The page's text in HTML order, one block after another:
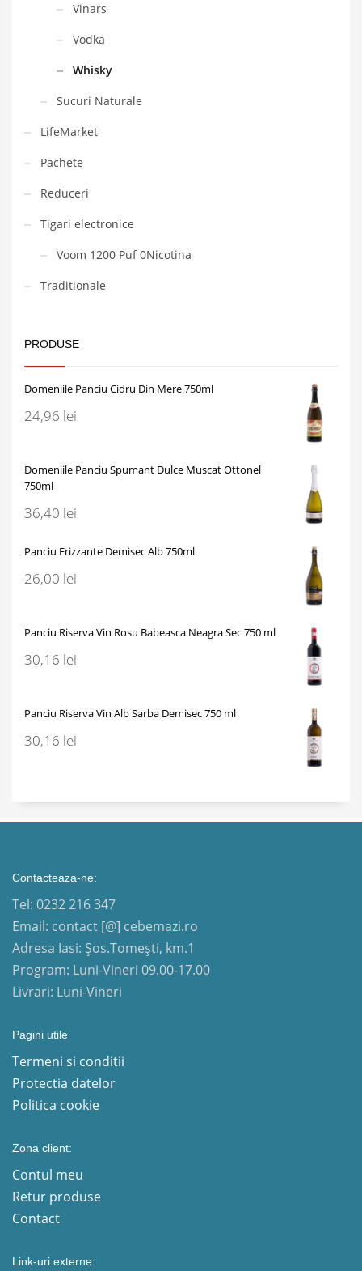
Vinars
Vodka
Whisky
Sucuri Naturale
LifeMarket
Pachete
Reduceri
Tigari electronice
Voom 1200 Puf 0Nicotina
Traditionale
PRODUSE
Domeniile Panciu Cidru Din Mere 750ml
24,96 lei
Domeniile Panciu Spumant Dulce Muscat Ottonel
750ml
36,40 lei
Panciu Frizzante Demisec Alb 750ml
26,00 lei
Panciu Riserva Vin Rosu Babeasca Neagra Sec 750 ml
30,16 lei
Panciu Riserva Vin Alb Sarba Demisec 750 ml
30,16 lei
Contacteaza-ne:
Tel: 0232 216 347
Email: contact [@] cebemazi.ro
Adresa Iasi: Șos.Tomești, km.1
Program: Luni-Vineri 09.00-17.00
Livrari: Luni-Vineri
Pagini utile
Termeni si conditii
Protectia datelor
Politica cookie
Zona client:
Contul meu
Retur produse
Contact
Link-uri externe: